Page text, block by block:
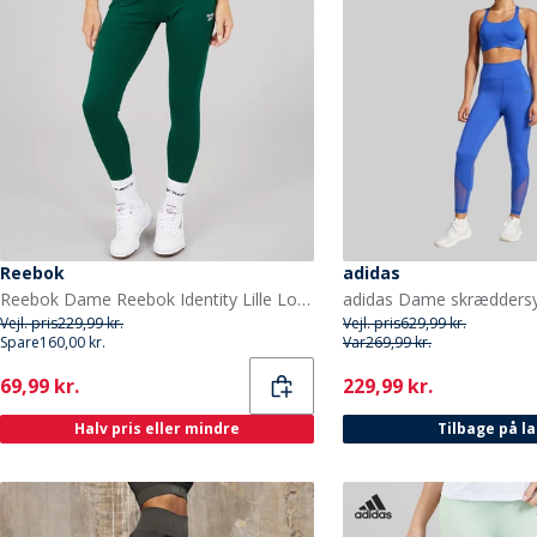
Reebok
Reebok Dame Reebok Identity Lille Logo Bomuld Leggings Collegiate Green
Vejl. pris229,99 kr.
Spare160,00 kr.
Current
69,99 kr.
Halv pris eller mindre
adidas
Vejl. pris629,99 kr.
Var269,99 kr.
Current
229,99 kr.
Tilbage på